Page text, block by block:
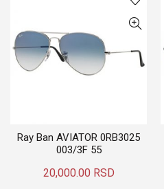
Ray Ban AVIATOR 0RB3025
003/3F 55
20,000.00 RSD